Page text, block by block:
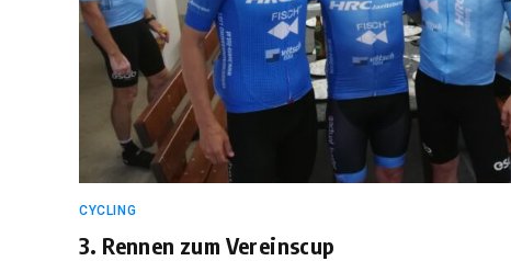
CYCLING
3. Rennen zum Vereinscup